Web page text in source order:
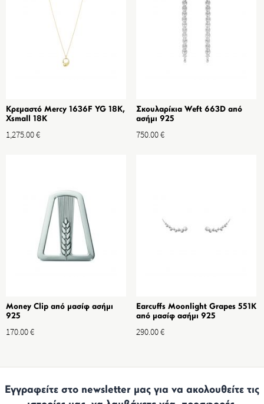
Κρεμαστό Mercy 1636F YG 18K,
Xsmall 18K
1,275.00€
Σκουλαρίκια Weft 663D από
ασήμι 925
750.00€
Money Clip από μασίφ ασήμι
925
170.00€
Earcuffs Moonlight Grapes 551K
από μασίφ ασήμι 925
290.00€
Εγγραφείτε στο newsletter μας για να ακολουθείτε τις